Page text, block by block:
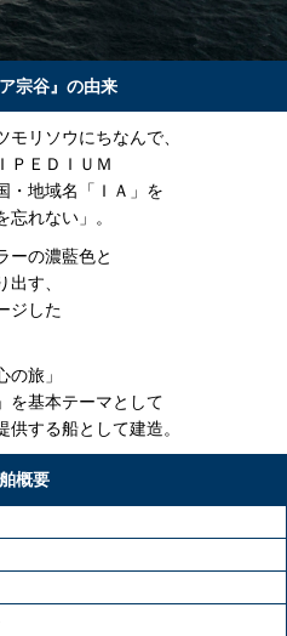
宗谷』の由来
リソウにちなんで、
ＰＥＤＩＵＭ
・地域名「ＩＡ」を
れない」。
ーの濃藍色と
す、
ジした
旅」
を基本テーマとして
する船として建造。
概要